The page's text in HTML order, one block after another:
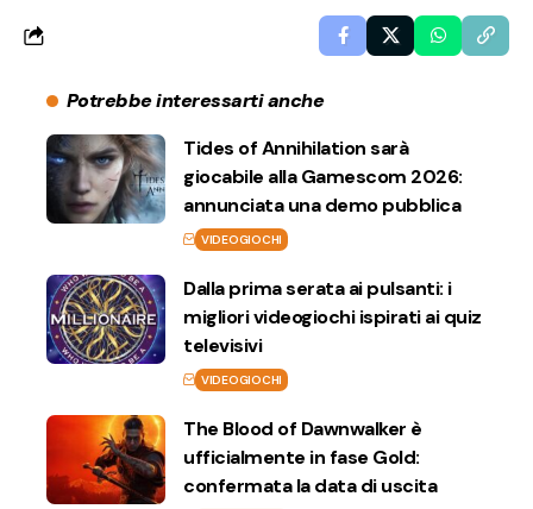
Potrebbe interessarti anche
Tides of Annihilation sarà
giocabile alla Gamescom 2026:
annunciata una demo pubblica
VIDEOGIOCHI
Dalla prima serata ai pulsanti: i
migliori videogiochi ispirati ai quiz
televisivi
VIDEOGIOCHI
The Blood of Dawnwalker è
ufficialmente in fase Gold:
confermata la data di uscita